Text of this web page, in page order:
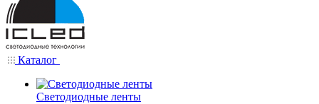
Каталог
Светодиодные ленты